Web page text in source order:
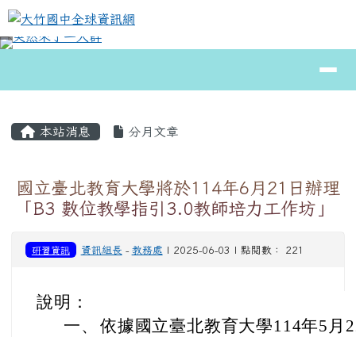
跳至主內容區
大竹國中全球資訊網
⏸
本站消息 分月文章
國立臺北教育大學將於114年6月21日辦理
「B3 數位教學指引3.0教師培力工作坊」
研習資訊 資訊組長 - 教務處 | 2025-06-03 | 點閱數： 221
說明：
一、 依據國立臺北教育大學114年5月